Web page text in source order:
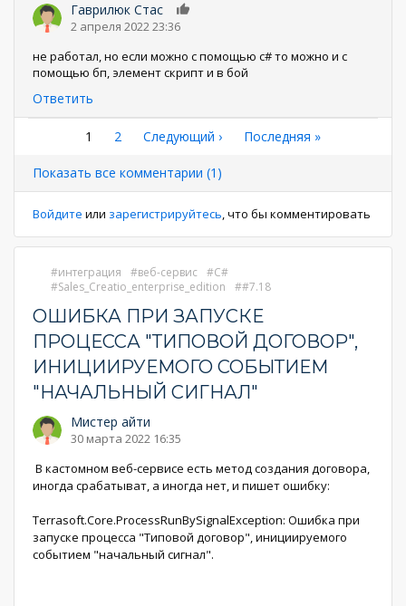
Гаврилюк Стас
2 апреля 2022 23:36
не работал, но если можно с помощью с# то можно и с
помощью бп, элемент скрипт и в бой
Ответить
Нумерация
страниц
Текущая
1 Страница
2
Следующая
Следующий ›
Последняя
Последняя »
Показать все комментарии (1)
Войдите или зарегистрируйтесь, что бы комментировать
интеграция веб-сервис
C#
Sales_Creatio_enterprise_edition
#7.18
ОШИБКА ПРИ ЗАПУСКЕ
ПРОЦЕССА "ТИПОВОЙ ДОГОВОР",
ИНИЦИИРУЕМОГО СОБЫТИЕМ
"НАЧАЛЬНЫЙ СИГНАЛ"
Мистер айти
30 марта 2022 16:35
В кастомном веб-сервисе есть метод создания договора,
иногда срабатыват, а иногда нет, и пишет ошибку:
Terrasoft.Core.ProcessRunBySignalException: Ошибка при
запуске процесса "Типовой договор", инициируемого
событием "начальный сигнал".